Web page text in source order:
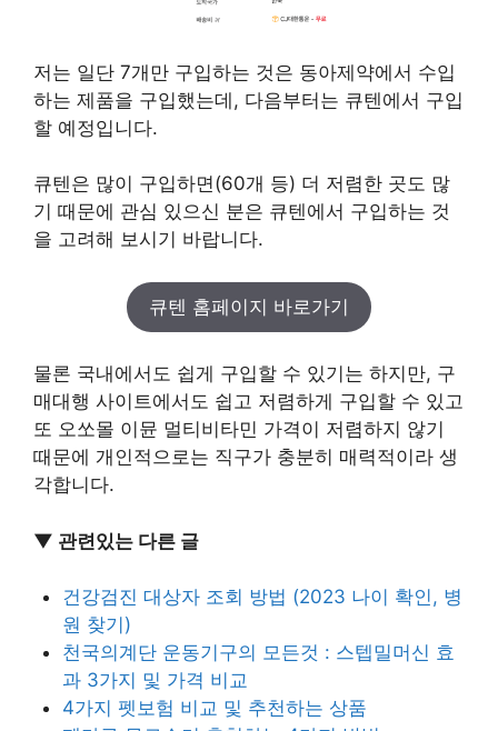
저는 일단 7개만 구입하는 것은 동아제약에서 수입
하는 제품을 구입했는데, 다음부터는 큐텐에서 구입
할 예정입니다.
큐텐은 많이 구입하면(60개 등) 더 저렴한 곳도 많
기 때문에 관심 있으신 분은 큐텐에서 구입하는 것
을 고려해 보시기 바랍니다.
큐텐 홈페이지 바로가기
물론 국내에서도 쉽게 구입할 수 있기는 하지만, 구
매대행 사이트에서도 쉽고 저렴하게 구입할 수 있고
또 오쏘몰 이뮨 멀티비타민 가격이 저렴하지 않기
때문에 개인적으로는 직구가 충분히 매력적이라 생
각합니다.
▼ 관련있는 다른 글
건강검진 대상자 조회 방법 (2023 나이 확인, 병
원 찾기)
천국의계단 운동기구의 모든것 : 스텝밀머신 효
과 3가지 및 가격 비교
4가지 펫보험 비교 및 추천하는 상품